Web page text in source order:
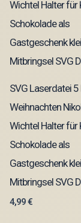
SVG Laserdatei
Weihnachten
Wichtel Halter für
Schokolade als
Gastgeschenk
Mitbringsel SVG
4,99€